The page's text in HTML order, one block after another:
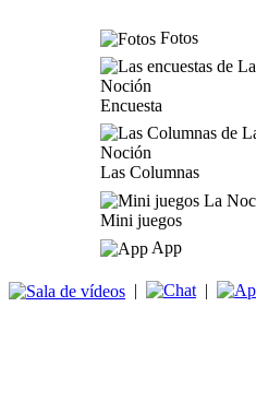
Fotos
Encuesta
Las Columnas
Mini juegos
App
| |